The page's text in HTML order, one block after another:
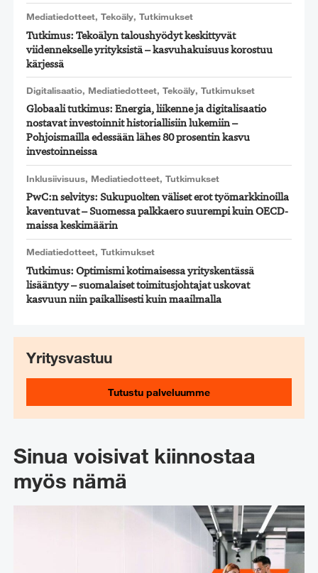
Mediatiedotteet, Tekoäly, Tutkimukset
Tutkimus: Tekoälyn taloushyödyt keskittyvät
viidennekselle yrityksistä – kasvuhakuisuus korostuu
kärjessä
Digitalisaatio, Mediatiedotteet, Tekoäly, Tutkimukset
Globaali tutkimus: Energia, liikenne ja digitalisaatio
nostavat investoinnit historiallisiin lukemiin –
Pohjoismailla edessään lähes 80 prosentin kasvu
investoinneissa
Inklusiivisuus, Mediatiedotteet, Tutkimukset
PwC:n selvitys: Sukupuolten väliset erot työmarkkinoilla
kaventuvat – Suomessa palkkaero suurempi kuin OECD-
maissa keskimäärin
Mediatiedotteet, Tutkimukset
Tutkimus: Optimismi kotimaisessa yrityskentässä
lisääntyy – suomalaiset toimitusjohtajat uskovat
kasvuun niin paikallisesti kuin maailmalla
Yritysvastuu
Tutustu palveluumme
Sinua voisivat kiinnostaa
myös nämä